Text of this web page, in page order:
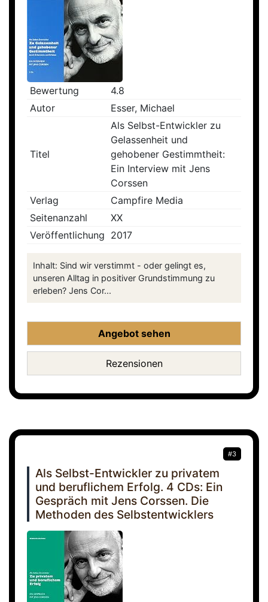
Bewertung
4.8
Autor
Esser, Michael
Titel
Als Selbst-Entwickler zu
Gelassenheit und
gehobener Gestimmtheit:
Ein Interview mit Jens
Corssen
Verlag
Campfire Media
Seitenanzahl
XX
Veröffentlichung 2017
Inhalt: Sind wir verstimmt - oder gelingt es,
unseren Alltag in positiver Grundstimmung zu
erleben? Jens Cor...
Angebot sehen
Rezensionen
#3
Als Selbst-Entwickler zu privatem
und beruflichem Erfolg. 4 CDs: Ein
Gespräch mit Jens Corssen. Die
Methoden des Selbstentwicklers